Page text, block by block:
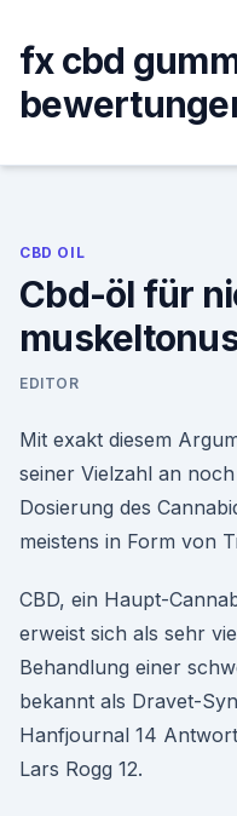
content
fx cbd
CBD OIL
Cbd-öl für
EDITOR
Mit exakt diesem
seiner Vielzahl an
Dosierung des
meistens in Form von
CBD, ein Haupt-
erweist sich als sehr
Behandlung einer
bekannt als Dravet-
Hanfjournal 14
Lars Rogg 12.